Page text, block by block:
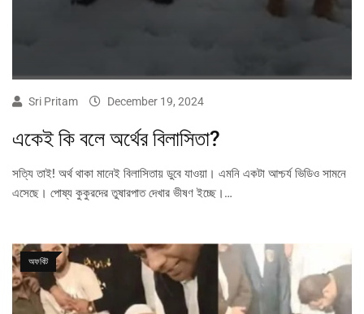
Sri Pritam December 19, 2024
একেই কি বলে অর্থের বিলাসিতা?
সত্যি তাই! অর্থ থাকা মানেই বিলাসিতায় ডুবে যাওয়া। এমনি একটা আশ্চর্য ভিডিও সামনে
এসেছে। পোষ্য কুকুরদের তুষারপাত দেখার ভীষণ ইচ্ছে।…
অফবিট